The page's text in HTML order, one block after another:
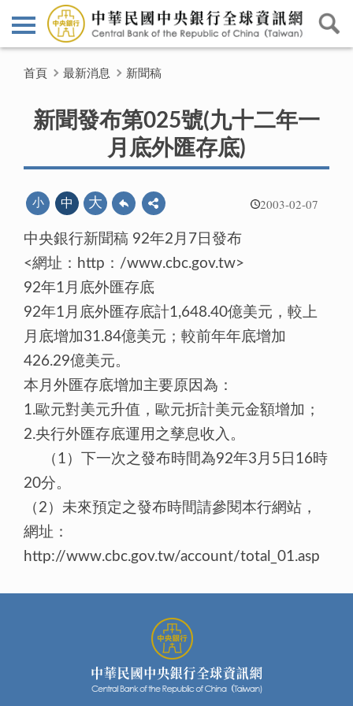
首頁 最新消息 新聞稿
新聞發布第025號(九十二年一
月底外匯存底)
2003-02-07
小 中 大
中央銀行新聞稿 92年2月7日發布
<網址：http：/www.cbc.gov.tw>
92年1月底外匯存底
92年1月底外匯存底計1,648.40億美元，較上
月底增加31.84億美元；較前年年底增加
426.29億美元。
本月外匯存底增加主要原因為：
1.歐元對美元升值，歐元折計美元金額增加；
2.央行外匯存底運用之孳息收入。
（1）下一次之發布時間為92年3月5日16時
20分。
（2）未來預定之發布時間請參閱本行網站，
網址：
http://www.cbc.gov.tw/account/total_01.asp